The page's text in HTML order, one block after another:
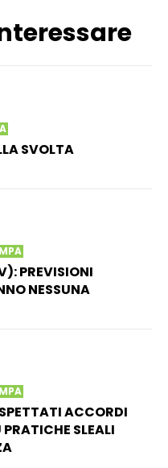
SVOLTA
PREVISIONI
NESSUNA
ACCORDI
SLEALI